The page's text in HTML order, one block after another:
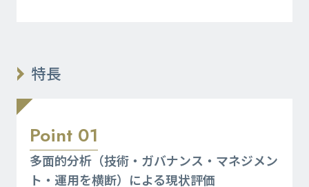
特長
Point 01
多面的分析（技術・ガバナンス・マネジメン
ト・運用を横断）による現状評価